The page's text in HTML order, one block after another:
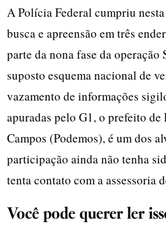
A Polícia Federal cumpriu
busca e apreensão em três
parte da nona fase da operação
suposto esquema nacional de
vazamento de informações
apuradas pelo G1, o prefeito
Campos (Podemos), é um dos
participação ainda não tenha
tenta contato com a assessoria
Você pode querer ler